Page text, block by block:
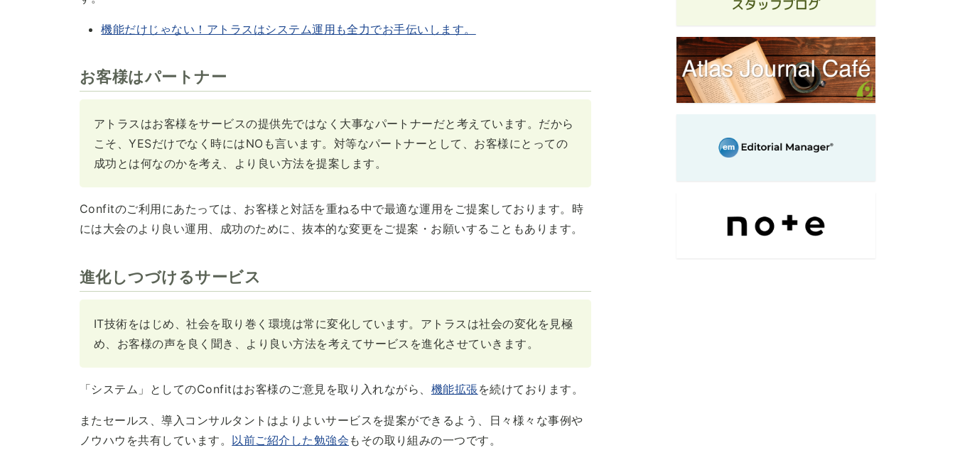
機能だけじゃない！アトラスはシステム運用も全力でお手伝いします。
お客様はパートナー
アトラスはお客様をサービスの提供先ではなく大事なパートナーだと考えています。だから
こそ、YESだけでなく時にはNOも言います。対等なパートナーとして、お客様にとっての
成功とは何なのかを考え、より良い方法を提案します。
Confitのご利用にあたっては、お客様と対話を重ねる中で最適な運用をご提案しております。時
には大会のより良い運用、成功のために、抜本的な変更をご提案・お願いすることもあります。
進化しつづけるサービス
IT技術をはじめ、社会を取り巻く環境は常に変化しています。アトラスは社会の変化を見極
め、お客様の声を良く聞き、より良い方法を考えてサービスを進化させていきます。
「システム」としてのConfitはお客様のご意見を取り入れながら、 機能拡張を続けております。
またセールス、導入コンサルタントはよりよいサービスを提案ができるよう、日々様々な事例や
ノウハウを共有しています。 以前ご紹介した勉強会 もその取り組みの一つです。